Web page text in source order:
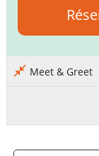
Meet & Greet